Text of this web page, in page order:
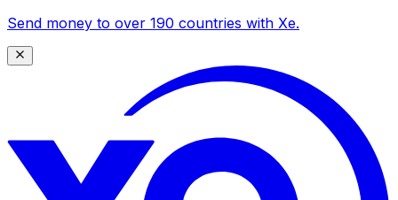
Send money to over 190 countries with Xe.